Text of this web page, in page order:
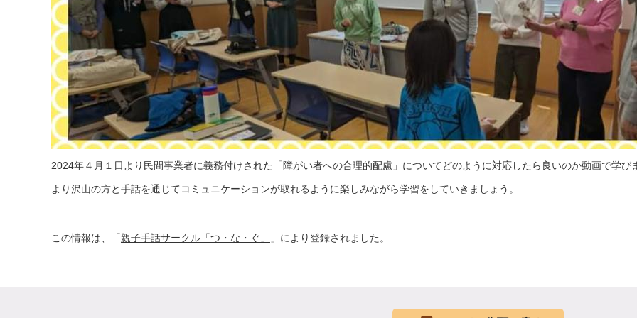
2024年４月１日より民間事業者に義務付けされた「障がい者への合理的配慮」についてどのように対応したら良いのか動画で学び
より沢山の方と手話を通じてコミュニケーションが取れるように楽しみながら学習をしていきましょう。
この情報は、「親子手話サークル「つ・な・ぐ」 」により登録されました。